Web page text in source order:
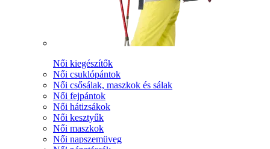
Női kiegészítők
Női csuklópántok
Női csősálak, maszkok és sálak
Női fejpántok
Női hátizsákok
Női kesztyűk
Női maszkok
Női napszemüveg